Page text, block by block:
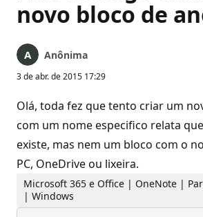
novo bloco de
Anônima
3 de abr. de 2015 17:29
Olá, toda fez que tento criar um
com um nome especifico relata
existe, mas nem um bloco com o
PC, OneDrive ou lixeira.
Microsoft 365 e Office | OneNote |
| Windows